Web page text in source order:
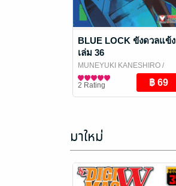
BLUE LOCK ขังดวลแข้ง
เล่ม 36
MUNEYUKI KANESHIRO /
Vibulkij Publishing
การ์ตูนทั่วไป
2 Rating
มาใหม่